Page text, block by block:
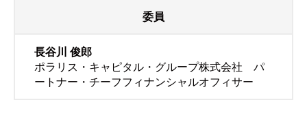
委員
長谷川 俊郎
ポラリス・キャピタル・グループ株式会社 パ
ートナー・チーフフィナンシャルオフィサー